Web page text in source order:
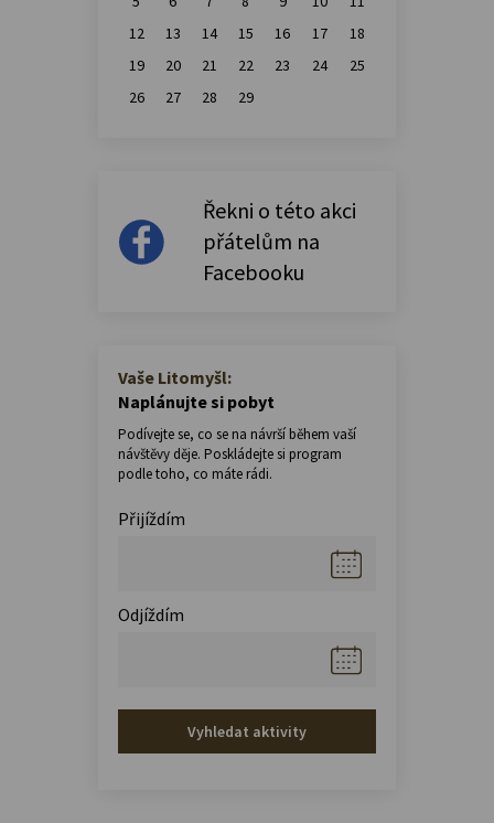
12
13 14 15 16 17
18
19
20 21 22 23 24
25
26
27 28 29
Řekni o této akci
přátelům na
Facebooku
Vaše Litomyšl:
Naplánujte si pobyt
Podívejte se, co se na návrší během vaší
návštěvy děje. Poskládejte si program
podle toho, co máte rádi.
Přijíždím
Odjíždím
Vyhledat aktivity